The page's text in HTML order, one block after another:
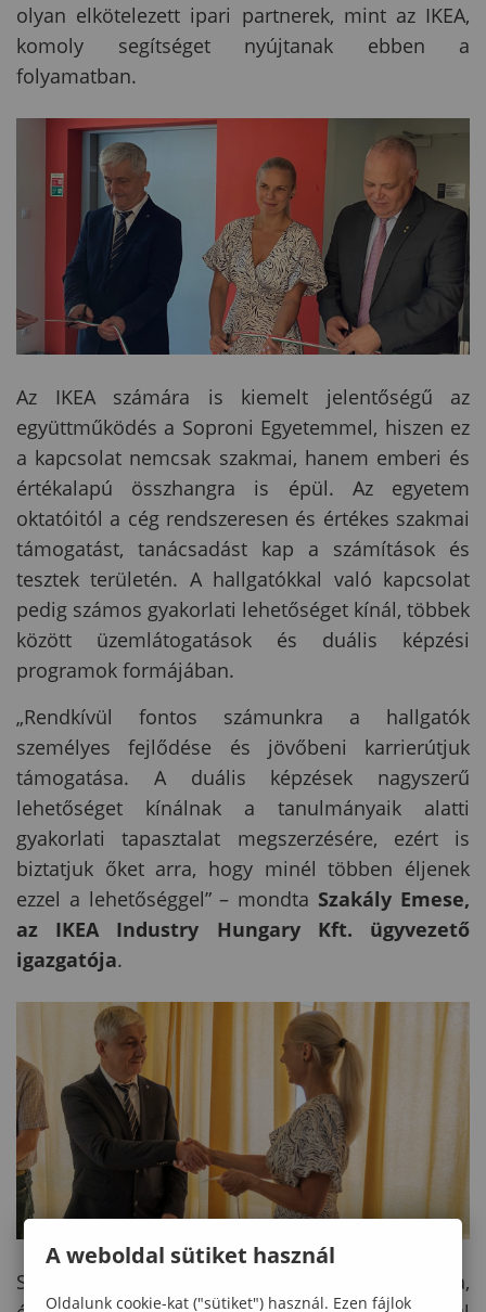
olyan elkötelezett ipari partnerek, mint az IKEA,
komoly segítséget nyújtanak ebben a
folyamatban.
Az IKEA számára is kiemelt jelentőségű az
együttműködés a Soproni Egyetemmel, hiszen ez
a kapcsolat nemcsak szakmai, hanem emberi és
értékalapú összhangra is épül. Az egyetem
oktatóitól a cég rendszeresen és értékes szakmai
támogatást, tanácsadást kap a számítások és
tesztek területén. A hallgatókkal való kapcsolat
pedig számos gyakorlati lehetőséget kínál, többek
között üzemlátogatások és duális képzési
programok formájában.
„Rendkívül fontos számunkra a hallgatók
személyes fejlődése és jövőbeni karrierútjuk
támogatása. A duális képzések nagyszerű
lehetőséget kínálnak a tanulmányaik alatti
gyakorlati tapasztalat megszerzésére, ezért is
biztatjuk őket arra, hogy minél többen éljenek
ezzel a lehetőséggel” – mondta Szakály Emese,
az IKEA Industry Hungary Kft. ügyvezető
igazgatója.
Sopron évszázadok óta a faipar hazai központja,
A weboldal sütiket használ
Oldalunk cookie-kat ("sütiket") használ. Ezen fájlok